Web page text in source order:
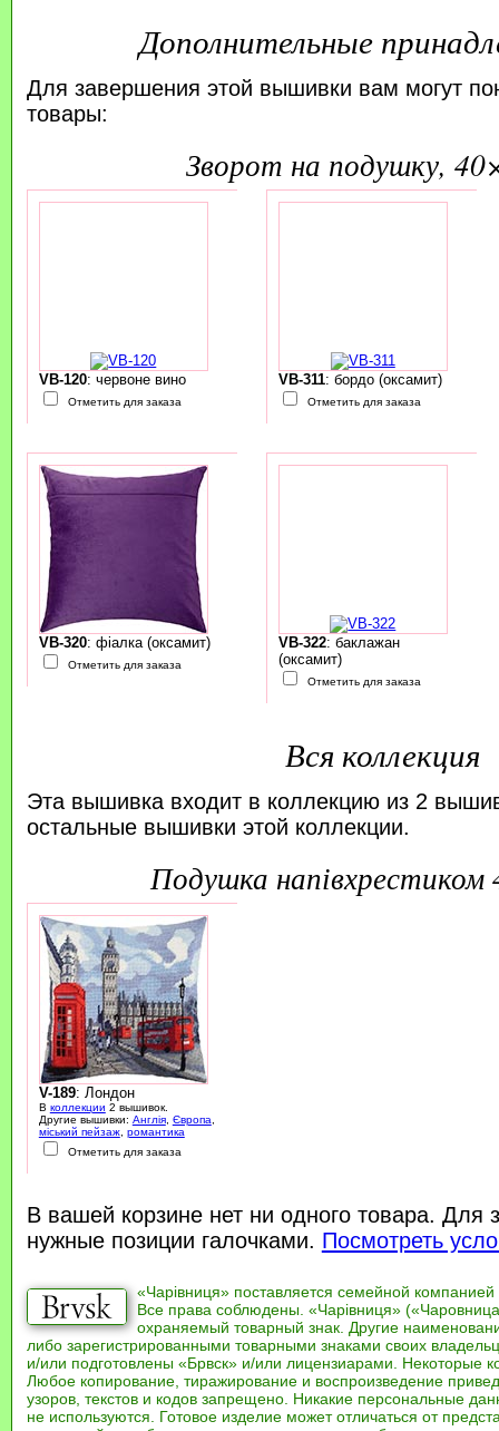
Дополнительные
Для завершения этой вышивки вам могут
товары:
зворот на подушку,
VB-120: червоне вино
Отметить для заказа
VB-311: бордо (оксамит)
Отметить для заказа
VB-320: фіалка (оксамит)
Отметить для заказа
VB-322: баклажан
(оксамит)
Отметить для заказа
Вся коллекция
Эта вышивка входит в коллекцию из 2
остальные вышивки этой коллекции.
подушка
V-189: Лондон
В коллекции 2 вышивок.
Другие вышивки: Англія, Європа
міський пейзаж, романтика
Отметить для заказа
В вашей корзине нет ни одного товара. Для
нужные позиции галочками. Посмотреть
«Чарівниця» поставляется семейной компанией
Все права соблюдены. «Чарівниця»
охраняемый товарный знак. Другие
либо зарегистрированными товарными знаками своих
и/или подготовлены «Брвск» и/или лицензиарами. Некоторые
Любое копирование, тиражирование и воспроизведение
узоров, текстов и кодов запрещено. Никакие персональные
не используются. Готовое изделие может отличаться от